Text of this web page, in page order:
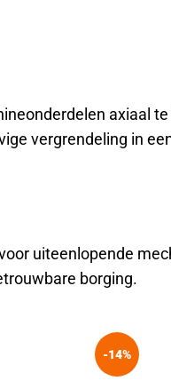
axiaal
vergrendeling in
uiteenlopende
borging.
-14%